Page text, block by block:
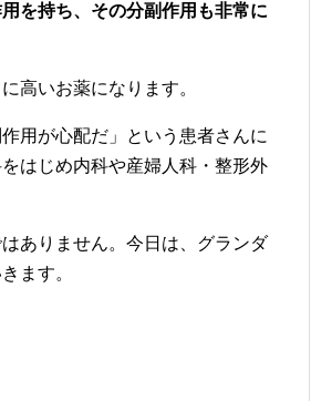
を持ち、その分副作用も非常に
高いお薬になります。
用が心配だ」という患者さんに
はじめ内科や産婦人科・整形外
ありません。今日は、グランダ
ます。